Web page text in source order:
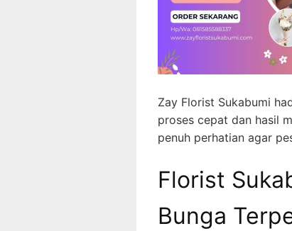
Zay Florist Sukabumi
proses cepat dan hasil
penuh perhatian agar
Florist
Bunga